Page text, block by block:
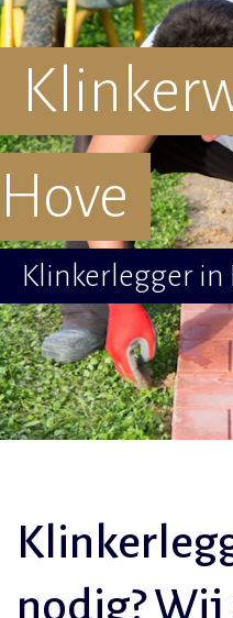
Hove
Klinkerlegger in
nodig?